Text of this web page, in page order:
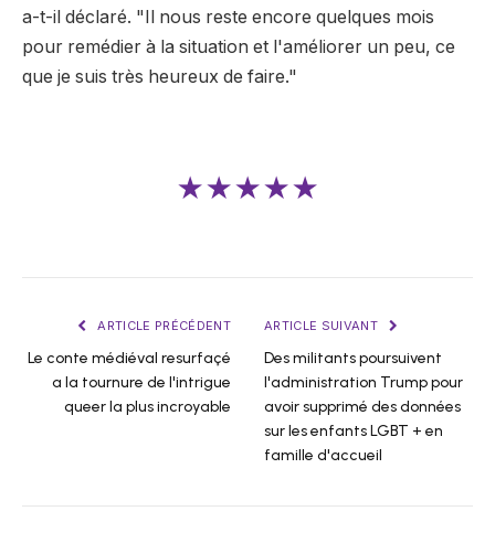
a-t-il déclaré. "Il nous reste encore quelques mois
pour remédier à la situation et l'améliorer un peu, ce
que je suis très heureux de faire."
★★★★★
ARTICLE PRÉCÉDENT
Le conte médiéval resurfaçé
a la tournure de l'intrigue
queer la plus incroyable
ARTICLE SUIVANT
Des militants poursuivent
l'administration Trump pour
avoir supprimé des données
sur les enfants LGBT + en
famille d'accueil